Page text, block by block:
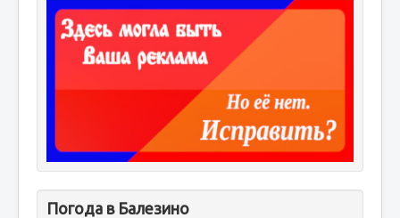
Погода в Балезино